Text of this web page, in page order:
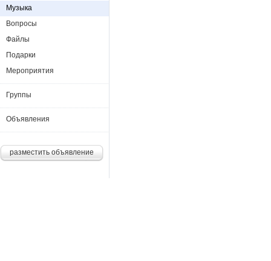
Музыка
Вопросы
Файлы
Подарки
Мероприятия
Группы
Объявления
разместить объявление